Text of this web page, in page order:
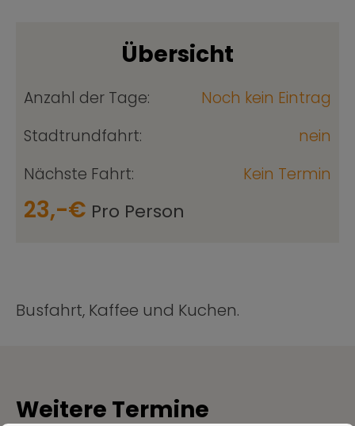
Übersicht
Anzahl der Tage:
Noch kein Eintrag
Stadtrundfahrt:
nein
Nächste Fahrt:
Kein Termin
23,-€ Pro Person
Busfahrt, Kaffee und Kuchen.
Weitere Termine